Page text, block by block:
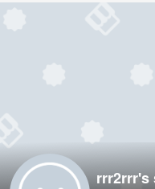
rrr2rrr's